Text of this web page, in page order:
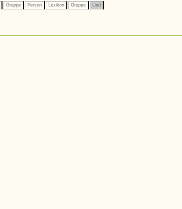
Gruppe Person Lexikon Gruppe Lied